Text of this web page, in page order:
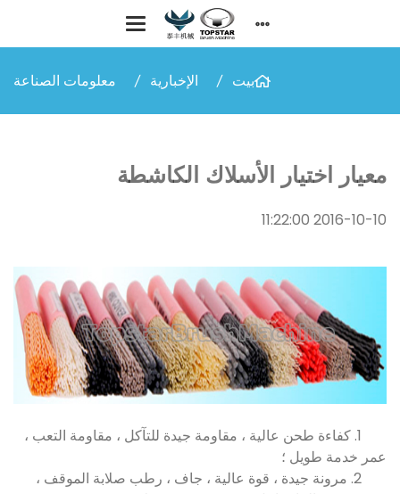
بيت الإخبارية معلومات الصناعة
معيار اختيار الأسلاك الكاشطة
2016-10-10 11:22:00
1. كفاءة طحن عالية ، مقاومة جيدة للتآكل ، مقاومة التعب ،
عمر خدمة طويل ؛
2. مرونة جيدة ، قوة عالية ، جاف ، رطب صلابة الموقف ،